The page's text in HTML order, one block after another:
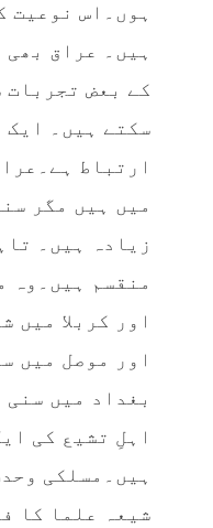
ہوں۔اس نوعیت
ہیں۔ عراق
کے بعض تجربات
سکتے ہیں۔ ایک
ارتباط
میں ہیں مگر
زیادہ ہیں۔
منقسم ہیں۔وہ
اور کربلا میں
اور موصل میں
بغداد میں سنی
اہلِ تشیع کی
ہیں۔مسلکی
شیعہ علما کا